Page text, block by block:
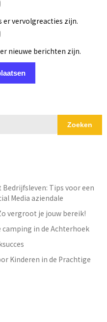
er vervolgreacties zijn.
nieuwe berichten zijn.
Zoeken
Bedrijfsleven: Tips voor een
Media aziendale
vergroot je jouw bereik!
camping in de Achterhoek
Kinderen in de Prachtige